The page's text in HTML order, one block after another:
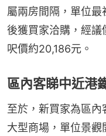
屬兩房間隔，單位最
後獲買家洽購，經議
呎價約20,186元。
區內客睇中近港
至於，新買家為區
大型商場，單位景